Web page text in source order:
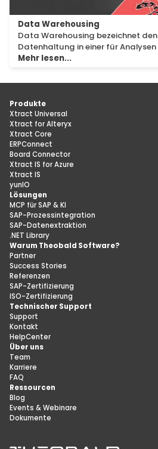
Data Warehousing
Data Warehousing bezeichnet
Datenhaltung in einer für Analysen
Mehr lesen...
Produkte
Xtract Universal
Xtract for Alteryx
Xtract Core
ERPConnect
Board Connector
Xtract IS for Azure
Xtract IS
yunIO
Lösungen
MCP für SAP & KI
SAP-Prozessintegration
SAP-Datenextraktion
.NET Library
Warum Theobald Software?
Partner
Success Stories
Referenzen
SAP-Zertifizierung
ISO-Zertifizierung
Technischer Support
Support
Kontakt
HelpCenter
Über uns
Team
Karriere
FAQ
Ressourcen
Blog
Events & Webinare
Dokumente